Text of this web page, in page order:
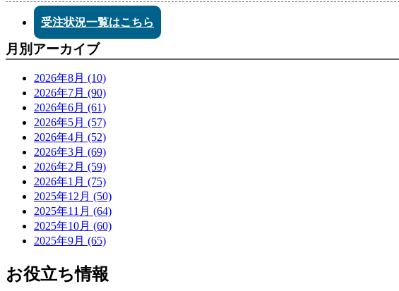
受注状況一覧はこちら
月別アーカイブ
2026年8月 (10)
2026年7月 (90)
2026年6月 (61)
2026年5月 (57)
2026年4月 (52)
2026年3月 (69)
2026年2月 (59)
2026年1月 (75)
2025年12月 (50)
2025年11月 (64)
2025年10月 (60)
2025年9月 (65)
お役立ち情報